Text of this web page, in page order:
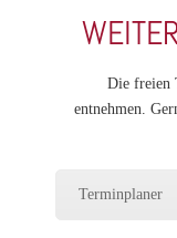
Die freien
entnehmen.
Terminplaner